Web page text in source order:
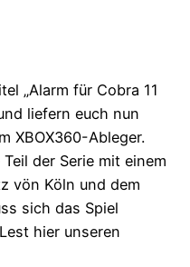
„Alarm für Cobra 11
liefern euch nun
XBOX360-Ableger.
der Serie mit einem
vön Köln und dem
sich das Spiel
hier unseren